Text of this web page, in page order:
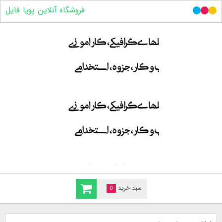
سبد خرید 0
فروشگاه آنلاین پویا فایل